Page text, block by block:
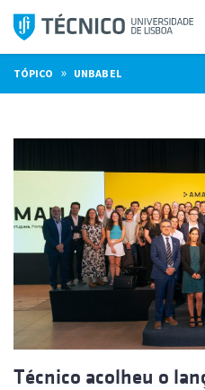
Saltar
para
o
conteúdo
TÓPICO » UNBABEL
Técnico acolheu o